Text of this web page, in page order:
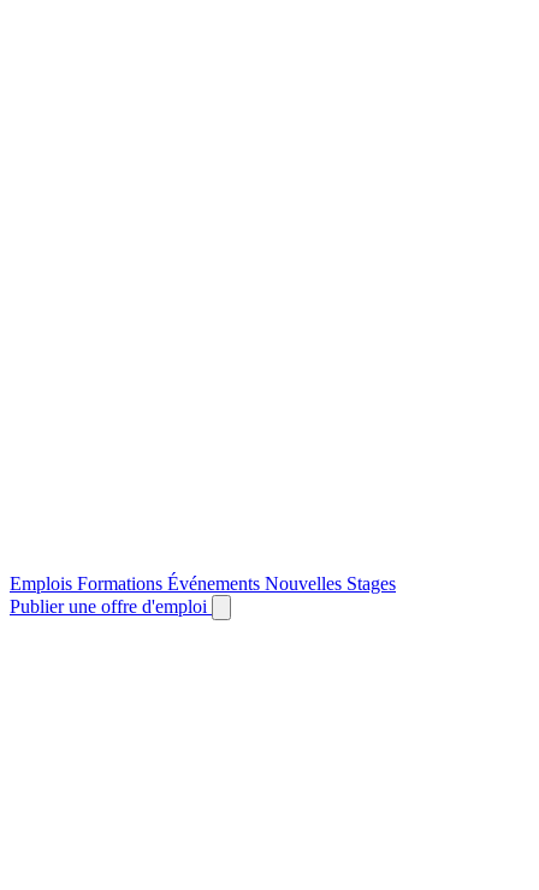
Emplois Formations Événements Nouvelles Stages
Publier une offre d'emploi